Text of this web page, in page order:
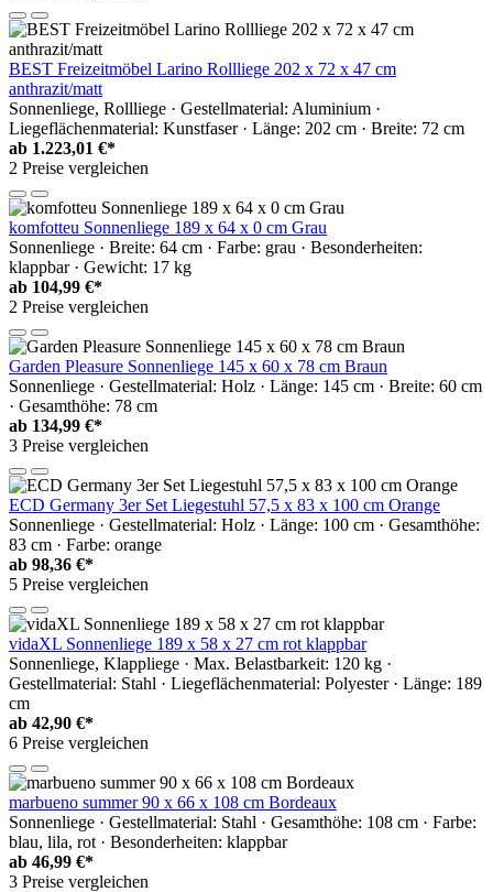
BEST Freizeitmöbel Larino Rollliege 202 x 72 x 47 cm
anthrazit/matt
Sonnenliege, Rollliege · Gestellmaterial: Aluminium ·
Liegeflächenmaterial: Kunstfaser · Länge: 202 cm · Breite: 72 cm
ab 1.223,01 €*
2 Preise vergleichen
komfotteu Sonnenliege 189 x 64 x 0 cm Grau
Sonnenliege · Breite: 64 cm · Farbe: grau · Besonderheiten:
klappbar · Gewicht: 17 kg
ab 104,99 €*
2 Preise vergleichen
Garden Pleasure Sonnenliege 145 x 60 x 78 cm Braun
Sonnenliege · Gestellmaterial: Holz · Länge: 145 cm · Breite: 60 cm
· Gesamthöhe: 78 cm
ab 134,99 €*
3 Preise vergleichen
ECD Germany 3er Set Liegestuhl 57,5 x 83 x 100 cm Orange
Sonnenliege · Gestellmaterial: Holz · Länge: 100 cm · Gesamthöhe:
83 cm · Farbe: orange
ab 98,36 €*
5 Preise vergleichen
vidaXL Sonnenliege 189 x 58 x 27 cm rot klappbar
Sonnenliege, Klappliege · Max. Belastbarkeit: 120 kg ·
Gestellmaterial: Stahl · Liegeflächenmaterial: Polyester · Länge: 189
cm
ab 42,90 €*
6 Preise vergleichen
marbueno summer 90 x 66 x 108 cm Bordeaux
Sonnenliege · Gestellmaterial: Stahl · Gesamthöhe: 108 cm · Farbe:
blau, lila, rot · Besonderheiten: klappbar
ab 46,99 €*
3 Preise vergleichen